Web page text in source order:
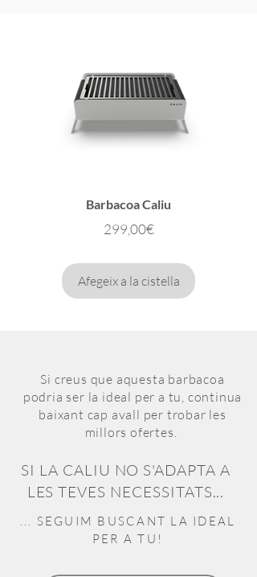
Barbacoa Caliu
299,00€Preu
Afegeix a la cistella
Si creus que aquesta barbacoa
podria ser la ideal per a tu, continua
baixant cap avall per trobar les
millors ofertes.
SI LA CALIU NO S'ADAPTA A
LES TEVES NECESSITATS...
... SEGUIM BUSCANT LA IDEAL
PER A TU!